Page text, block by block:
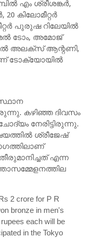
എം ശ്രീശങ്കര്‍,
കിലോമീറ്റര്‍
പുരുഷ റിലേയില്‍
ടോം, അമോജ്
അലക്‌സ് ആന്റണി,
ടോക്യോയില്‍
കഴിഞ്ഞ ദിവസം
നേരിട്ടിരുന്നു.
ശ്രീജേഷ്
എന്ന
2 crore for P R
bronze in men's
each will be
in the Tokyo